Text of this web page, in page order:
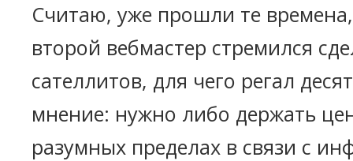
Считаю, уже прошли те
второй вебмастер стремился
сателлитов, для чего регал
мнение: нужно либо держать
разумных пределах в связи с